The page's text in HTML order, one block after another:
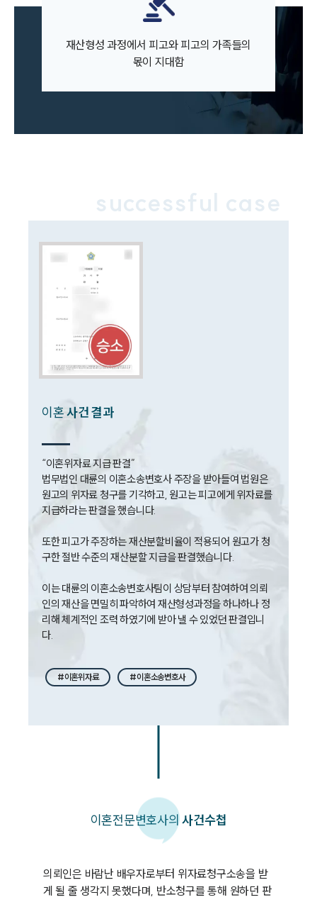
이혼 주요 업무사례
사례분석/최신동향
이혼 법률정보
법률지식인
이혼소송·상담후기
이혼전문변호사
법률 블로그
법률서식
대륜법률상담예약
대륜법률상담예약
재산형성 과정에서 피고와 피고의 가족들의
몫이 지대함
successful case
이혼사건 결과
“이혼위자료 지급 판결”
법무법인 대륜의 이혼소송변호사 주장을 받아들여 법원은
원고의 위자료 청구를 기각하고, 원고는 피고에게 위자료를
지급하라는 판결을 했습니다.
또한 피고가 주장하는 재산분할비율이 적용되어 원고가 청
구한 절반 수준의 재산분할 지급을 판결했습니다.
이는 대륜의 이혼소송변호사팀이 상담부터 참여하여 의뢰
인의 재산을 면밀히 파악하여 재산형성과정을 하나하나 정
리해 체계적인 조력 하였기에 받아 낼 수 있었던 판결입니
다.
#이혼위자료 #이혼소송변호사
이혼전문변호사의사건수첩
의뢰인은 바람난 배우자로부터 위자료청구소송을 받
게 될 줄 생각지 못했다며, 반소청구를 통해 원하던 판